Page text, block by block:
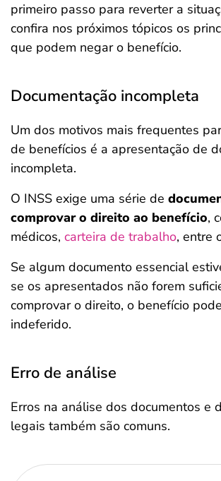
primeiro passo para reverter a
confira nos próximos tópicos os
que podem negar o benefício.
Documentação incompleta
Um dos motivos mais frequentes
de benefícios é a apresentação de
incompleta.
O INSS exige uma série de
comprovar o direito ao benefício,
médicos, carteira de trabalho, entre
Se algum documento essencial
se os apresentados não forem
comprovar o direito, o benefício
indeferido.
Erro de análise
Erros na análise dos documentos e
legais também são comuns.